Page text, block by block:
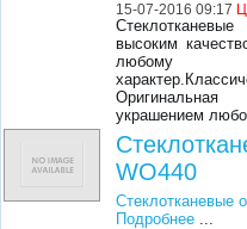
15-07-2016 09:17
высоким
любому
украшением
WO440
Стеклотканевые
Подробнее ...